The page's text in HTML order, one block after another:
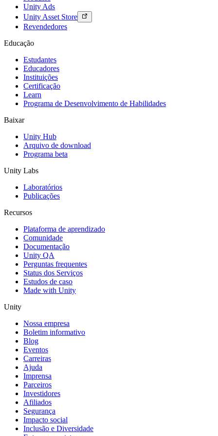
Jogos XR
Lance jogos XR em várias plataformas
Jogos com multijogador
Unity Ads
Unity Asset Store
Revendedores
Educação
Estudantes
Educadores
Instituições
Certificação
Learn
Programa de Desenvolvimento de Habilidades
Baixar
Unity Hub
Arquivo de download
Programa beta
Unity Labs
Laboratórios
Publicações
Recursos
Plataforma de aprendizado
Comunidade
Documentação
Unity QA
Perguntas frequentes
Status dos Serviços
Estudos de caso
Made with Unity
Unity
Nossa empresa
Boletim informativo
Blog
Eventos
Carreiras
Ajuda
Imprensa
Parceiros
Investidores
Afiliados
Segurança
Impacto social
Inclusão e Diversidade